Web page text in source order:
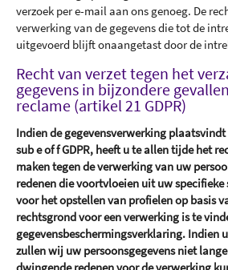
verzoek per e-mail aan ons genoeg. De
verwerking van de gegevens die tot de
uitgevoerd blijft onaangetast door de
Recht van verzet tegen het
gegevens in bijzondere
reclame (artikel 21 GDPR)
Indien de gegevensverwerking
sub e of f GDPR, heeft u te allen tijde het
maken tegen de verwerking van uw
redenen die voortvloeien uit uw
voor het opstellen van profielen op basis
rechtsgrond voor een verwerking is te
gegevensbeschermingsverklaring. Indien
zullen wij uw persoonsgegevens niet